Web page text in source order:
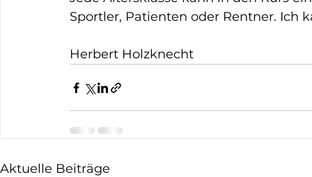
Sportler, Patienten oder Rentner. Ich
Herbert Holzknecht
Aktuelle Beiträge